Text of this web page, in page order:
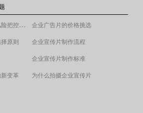
企业宣传片明星代言的风险把控须知
企业广告片的价格挑选
原则
企业宣传片制作流程
企业宣传片制作标准
变革
为什么拍摄企业宣传片